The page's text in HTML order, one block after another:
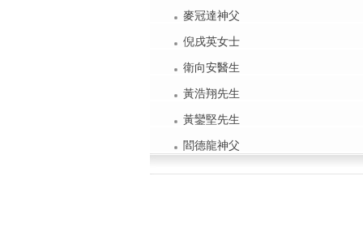
麥冠達神父
倪戌英女士
衛向安醫生
黃浩翔先生
黃鑾堅先生
閻德龍神父